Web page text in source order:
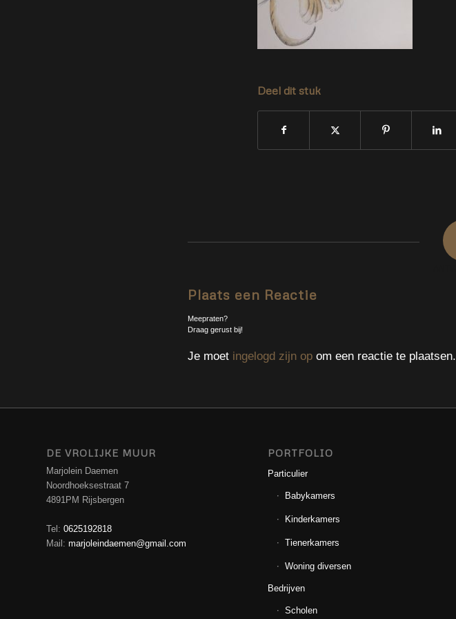
Deel dit stuk
Plaats een Reactie
Meepraten?
Draag gerust bij!
Je moet ingelogd zijn op om een reactie te plaatsen.
DE VROLIJKE MUUR
Marjolein Daemen
Noordhoeksestraat 7
4891PM Rijsbergen
Tel: 0625192818
Mail: marjoleindaemen@gmail.com
PORTFOLIO
Particulier
Babykamers
Kinderkamers
Tienerkamers
Woning diversen
Bedrijven
Scholen